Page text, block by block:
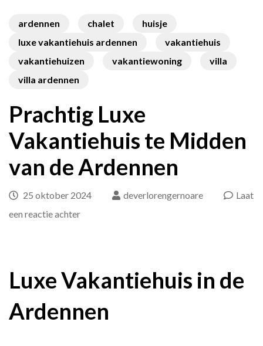
ardennen chalet
huisje
luxe vakantiehuis ardennen
vakantiehuis
vakantiehuizen
vakantiewoning
villa
villa ardennen
Prachtig Luxe
Vakantiehuis te Midden
van de Ardennen
25 oktober 2024 deverlorengernoare
Laat
een reactie achterop
Vakantiehuis
te
Midden
Luxe Vakantiehuis in de
Ardennen